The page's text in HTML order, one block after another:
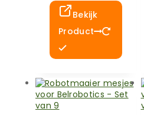
Bekijk
Product